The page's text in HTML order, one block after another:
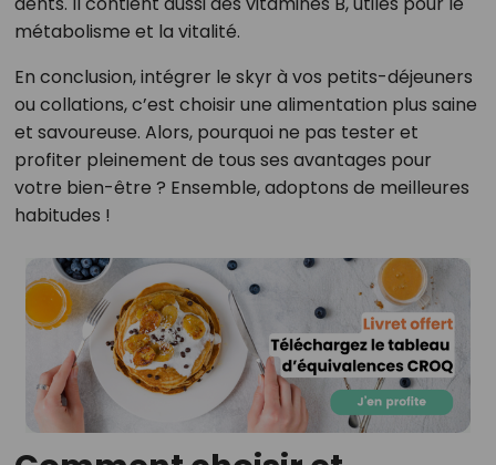
métabolisme et la vitalité.
En conclusion, intégrer le skyr à vos petits-déjeuners
ou collations, c’est choisir une alimentation plus saine
et savoureuse. Alors, pourquoi ne pas tester et
profiter pleinement de tous ses avantages pour
votre bien-être ? Ensemble, adoptons de meilleures
habitudes !